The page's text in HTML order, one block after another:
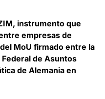
instrumento que
empresas de
MoU firmado entre la
de Asuntos
de Alemania en